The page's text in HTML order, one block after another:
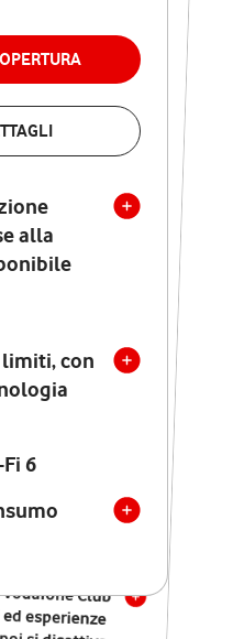
alla
con
6
LA COPERTURA
base alla
disponibile
limiti, con
tecnologia
con Wi-Fi 7
verso
e mobili
Club
esperienze
si disattiva